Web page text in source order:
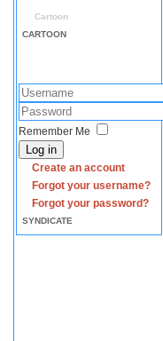
Cartoon
CARTOON
Remember Me
Log in
Create an account
Forgot your username?
Forgot your password?
SYNDICATE